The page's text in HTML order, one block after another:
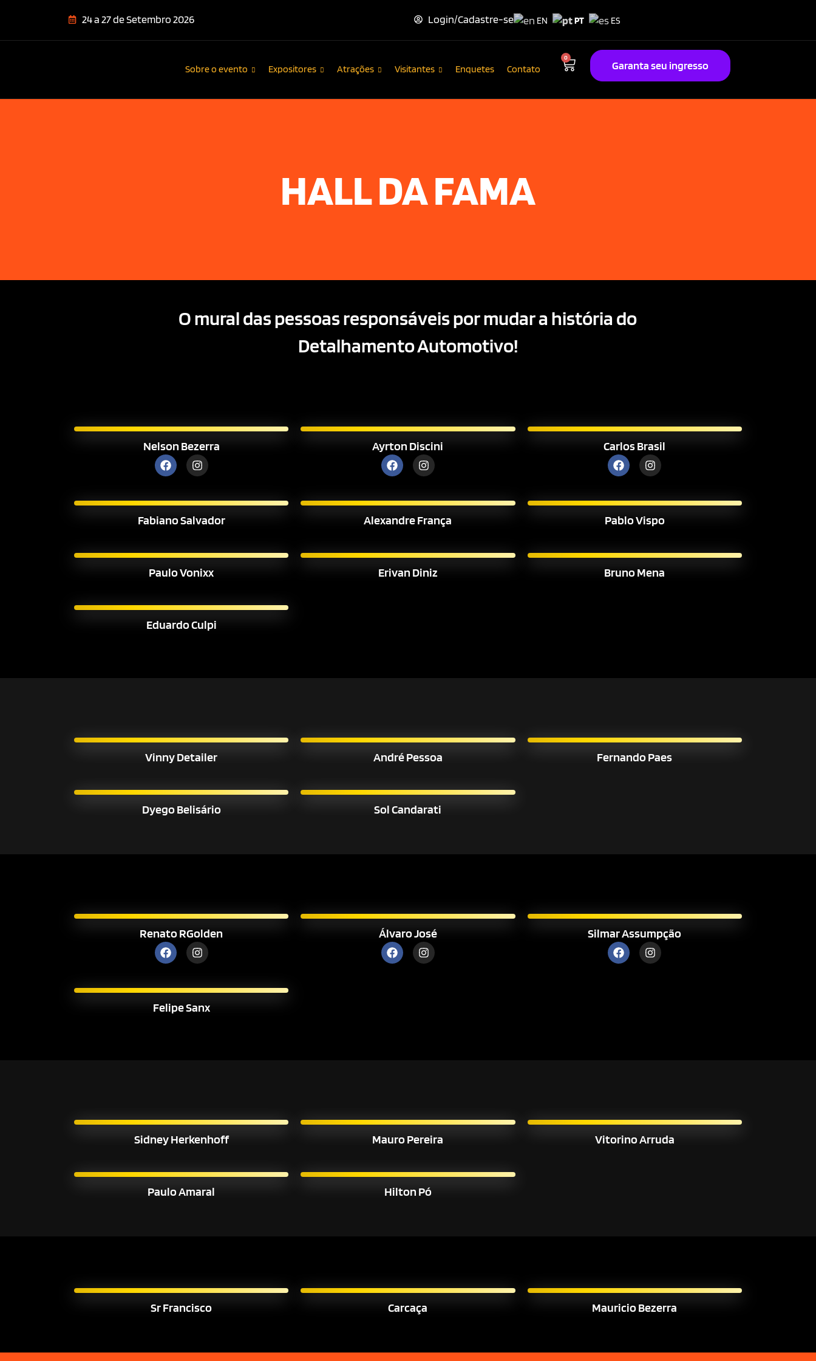
24 a 27 de Setembro 2026 Login/Cadastre-se EN PT ES
Sobre o evento Expositores Atrações Visitantes Enquetes Contato
0
Garanta seu ingresso
HALL DA FAMA
O mural das pessoas responsáveis por mudar a história do
Detalhamento Automotivo!
Nelson Bezerra Ayrton Discini Carlos Brasil
Fabiano Salvador Alexandre França Pablo Vispo
Paulo Vonixx Erivan Diniz Bruno Mena
Eduardo Culpi
Vinny Detailer André Pessoa Fernando Paes
Dyego Belisário Sol Candarati
Renato RGolden Álvaro José Silmar Assumpção
Felipe Sanx
Sidney Herkenhoff Mauro Pereira Vitorino Arruda
Paulo Amaral Hilton Pó
Sr Francisco Carcaça Mauricio Bezerra